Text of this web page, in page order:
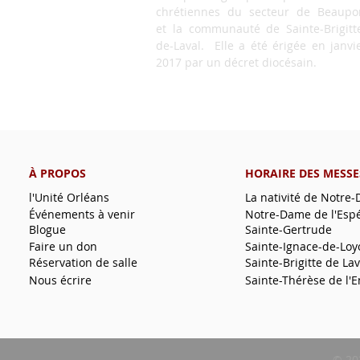
chrétiennes du secteur de
et la communauté de Sainte-
de-Laval. Elle a été érigée en
2017 par un décret diocésain.
À PROPOS
l'Unité Orléans
Blogue
Événements à venir
Faire un don
Réservation de salle
Nous écrire
HORAIRE DES
La nativité de Notre-
Sainte-Gertrude
Notre-Dame de
Sainte-Ignace-de-
Sainte-Brigitte de
Sainte-Thérèse de